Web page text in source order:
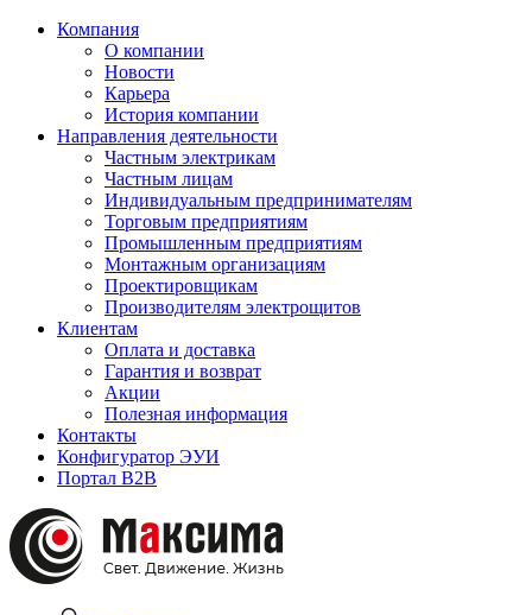
Компания
О компании
Новости
Карьера
История компании
Направления деятельности
Частным электрикам
Частным лицам
Индивидуальным предпринимателям
Торговым предприятиям
Промышленным предприятиям
Монтажным организациям
Проектировщикам
Производителям электрощитов
Клиентам
Оплата и доставка
Гарантия и возврат
Акции
Полезная информация
Контакты
Конфигуратор ЭУИ
Портал B2B